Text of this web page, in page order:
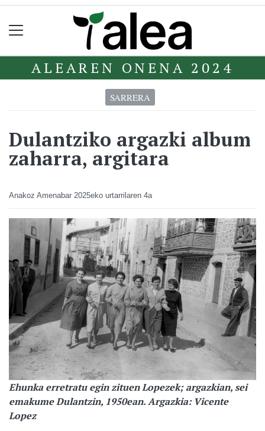
ALEAREN ONENA 2024
SARRERA
Dulantziko argazki album
zaharra, argitara
Anakoz Amenabar 2025eko urtarrilaren 4a
Ehunka erretratu egin zituen Lopezek; argazkian, sei
emakume Dulantzin, 1950ean. Argazkia: Vicente
Lopez